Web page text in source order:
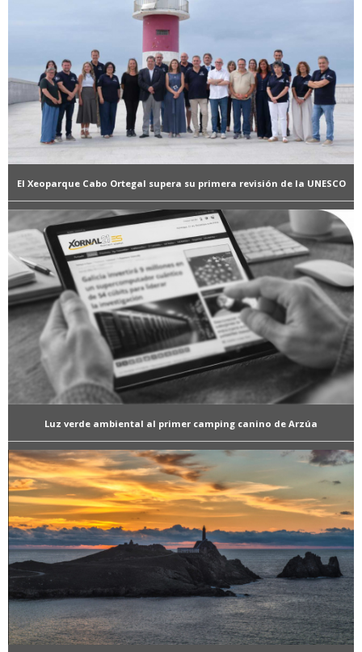
El Xeoparque Cabo Ortegal supera su primera revisión de la UNESCO
Luz verde ambiental al primer camping canino de Arzúa